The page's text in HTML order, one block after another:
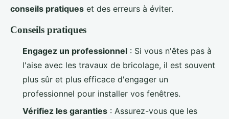
conseils pratiques et des erreurs à éviter.
Conseils pratiques
Engagez un professionnel : Si vous n'êtes pas à
l'aise avec les travaux de bricolage, il est souvent
plus sûr et plus efficace d'engager un
professionnel pour installer vos fenêtres.
Vérifiez les garanties : Assurez-vous que les